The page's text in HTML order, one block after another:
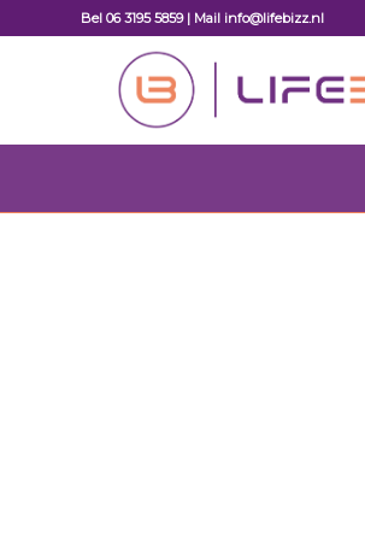
Bel 06 3195 5859 | Mail info@lifebizz.nl